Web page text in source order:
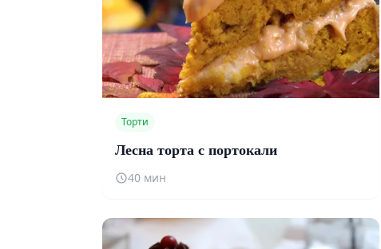
Торти
Лесна торта с портокали
40 мин